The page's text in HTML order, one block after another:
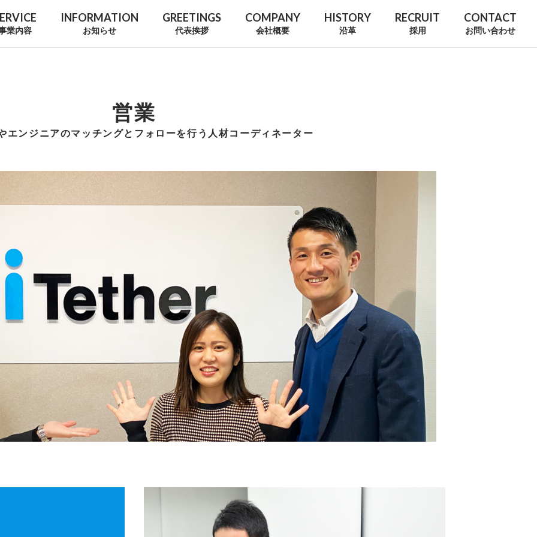
業内容
INFORMATION
お知らせ
GREETINGS
代表挨拶
COMPANY
会社概要
HISTORY
沿革
RECRUIT
採用
CONTACT
お問い合わせ
営業
エンジニアのマッチングとフォローを行う人材コーディネーター